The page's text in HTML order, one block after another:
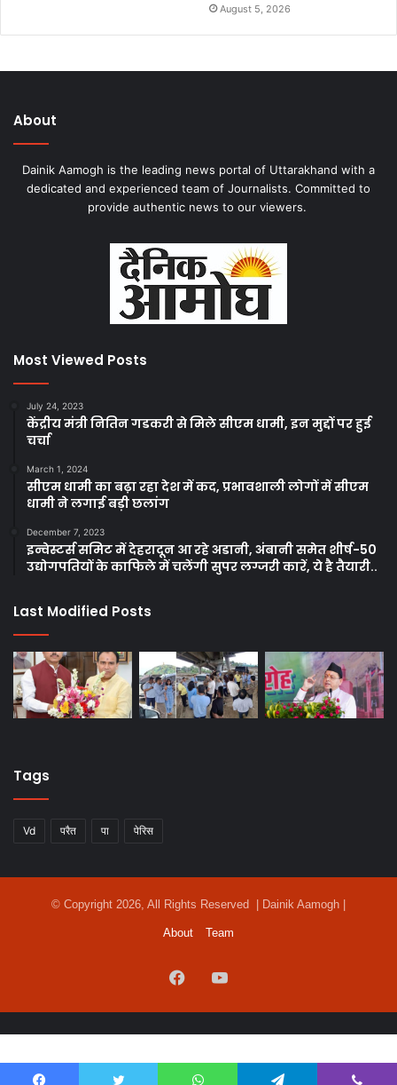
August 5, 2026
About
Dainik Aamogh is the leading news portal of Uttarakhand with a
dedicated and experienced team of Journalists. Committed to
provide authentic news to our viewers.
Most Viewed Posts
July 24, 2023
केंद्रीय मंत्री नितिन गडकरी से मिले सीएम धामी, इन मुद्दों पर हुई
चर्चा
March 1, 2024
सीएम धामी का बढ़ा रहा देश में कद, प्रभावशाली लोगों में सीएम
धामी ने लगाई बड़ी छलांग
December 7, 2023
इन्वेस्टर्स समिट में देहरादून आ रहे अडानी, अंबानी समेत शीर्ष-50
उद्योगपतियों के काफिले में चलेंगी सुपर लग्जरी कारें, ये है तैयारी..
Last Modified Posts
Tags
Vd परैत पा पेरिस
© Copyright 2026, All Rights Reserved | Dainik Aamogh |
About Team
Facebook